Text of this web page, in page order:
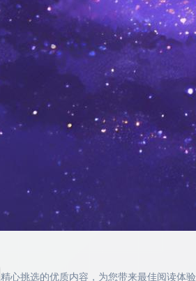
精心挑选的优质内容，为您带来最佳阅读体验